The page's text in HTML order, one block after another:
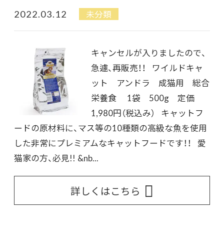
2022.03.12 未分類
キャンセルが入りましたので、
急遽、再販売！！ ワイルドキャ
ット アンドラ 成猫用 総合
栄養食 1袋 500g 定価
1,980円（税込み） キャットフ
ードの原材料に、マス等の10種類の高級な魚を使用
した非常にプレミアムなキャットフードです！！ 愛
猫家の方、必見!! &nb...
詳しくはこちら